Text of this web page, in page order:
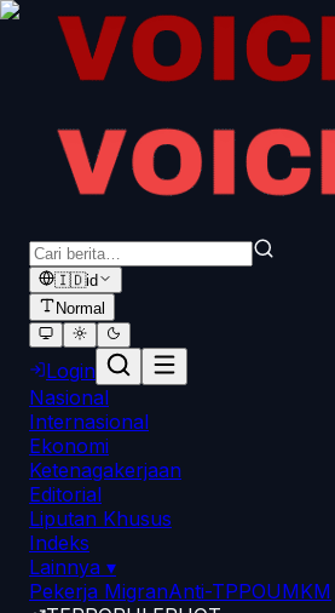
🇮🇩id
Normal
Login
Nasional
Internasional
Ekonomi
Ketenagakerjaan
Editorial
Liputan Khusus
Indeks
Lainnya ▾
Pekerja MigranAnti-TPPOUMKM